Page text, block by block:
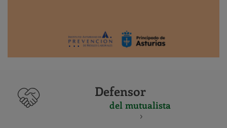
Defensor
del mutualista